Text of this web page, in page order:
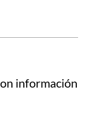
información